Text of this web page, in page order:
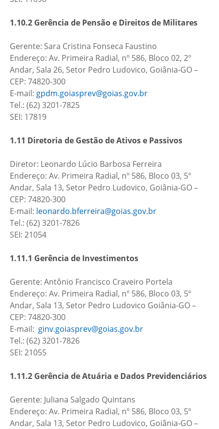
1.10.2 Gerência de Pensão e Direitos de Militares
Gerente: Sara Cristina Fonseca Faustino
Endereço: Av. Primeira Radial, nº 586, Bloco 02, 2º
Andar, Sala 26, Setor Pedro Ludovico, Goiânia-GO –
CEP: 74820-300
E-mail: gpdm.goiasprev@goias.gov.br
Tel.: (62) 3201-7825
SEI: 17819
1.11 Diretoria de Gestão de Ativos e Passivos
Diretor: Leonardo Lúcio Barbosa Ferreira
Endereço: Av. Primeira Radial, nº 586, Bloco 03, 5º
Andar, Sala 13, Setor Pedro Ludovico, Goiânia-GO –
CEP: 74820-300
E-mail: leonardo.bferreira@goias.gov.br
Tel.: (62) 3201-7826
SEI: 21054
1.11.1 Gerência de Investimentos
Gerente: Antônio Francisco Craveiro Portela
Endereço: Av. Primeira Radial, nº 586, Bloco 03, 5º
Andar, Sala 13, Setor Pedro Ludovico Goiânia-GO –
CEP: 74820-300
E-mail: ginv.goiasprev@goias.gov.br
Tel.: (62) 3201-7826
SEI: 21055
1.11.2 Gerência de Atuária e Dados Previdenciários
Gerente: Juliana Salgado Quintans
Endereço: Av. Primeira Radial, nº 586, Bloco 03, 5º
Andar, Sala 13, Setor Pedro Ludovico, Goiânia-GO –